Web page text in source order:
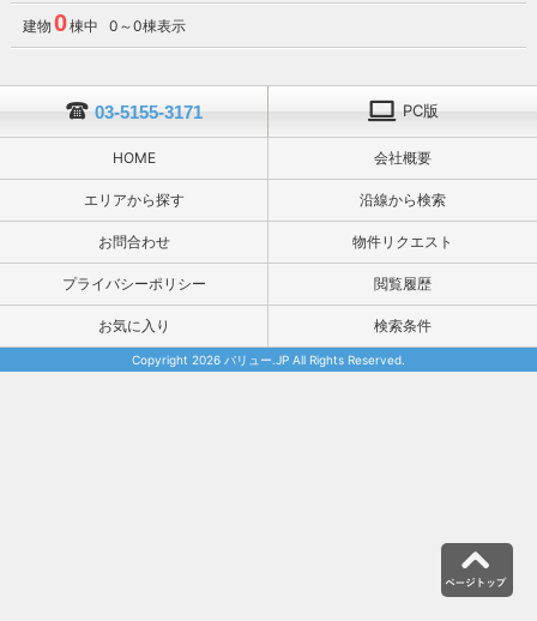
建物 0棟中 0～0棟表示
03-5155-3171 PC版
HOME 会社概要
エリアから探す 沿線から検索
お問合わせ 物件リクエスト
プライバシーポリシー 閲覧履歴
お気に入り 検索条件
Copyright 2026 バリュー.JP All Rights Reserved.